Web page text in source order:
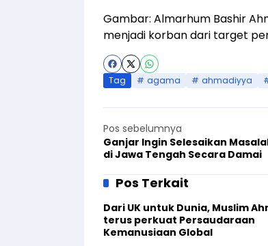
Gambar: Almarhum Bashir
menjadi korban dari target
Tag agama ahmadiyya
Pos sebelumnya
Ganjar Ingin Selesaikan
di Jawa Tengah Secara Damai
Pos Terkait
Dari UK untuk Dunia, Muslim
terus perkuat Persaudaraan
Kemanusiaan Global